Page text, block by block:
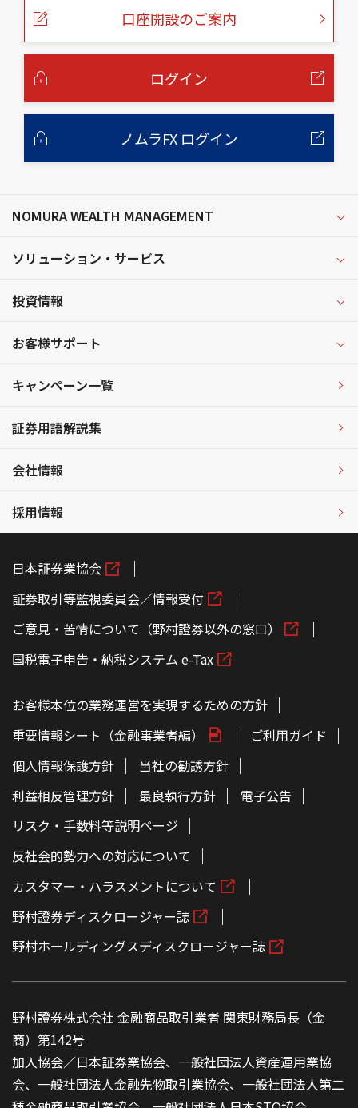
口座開設のご案内
ログイン
ノムラFX ログイン
NOMURA WEALTH MANAGEMENT
ソリューション・サービス
投資情報
お客様サポート
キャンペーン一覧
証券用語解説集
会社情報
採用情報
日本証券業協会
証券取引等監視委員会／情報受付
ご意見・苦情について（野村證券以外の窓口）
国税電子申告・納税システム e-Tax
お客様本位の業務運営を実現するための方針
重要情報シート（金融事業者編）
ご利用ガイド
個人情報保護方針
当社の勧誘方針
利益相反管理方針
最良執行方針
電子公告
リスク・手数料等説明ページ
反社会的勢力への対応について
カスタマー・ハラスメントについて
野村證券ディスクロージャー誌
野村ホールディングスディスクロージャー誌
野村證券株式会社 金融商品取引業者 関東財務局長（金
商）第142号
加入協会／日本証券業協会、一般社団法人資産運用業協
会、一般社団法人金融先物取引業協会、一般社団法人第二